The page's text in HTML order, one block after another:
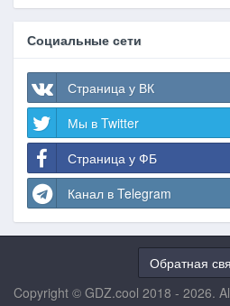
Социальные сети
Страница у ВК
Мы в Twitter
Страница у ФБ
Канал в Telegram
Обратная
Copyright © GDZ.cool 2018 - 2026.